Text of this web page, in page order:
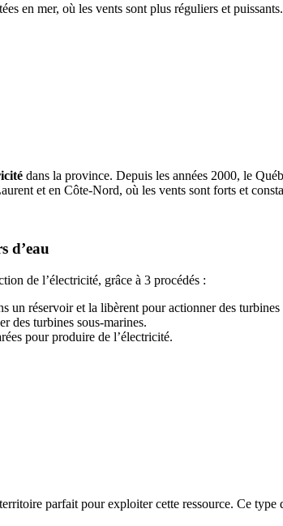
en mer, où les vents sont plus réguliers et puissants.
dans la province. Depuis les années 2000, le
et en Côte-Nord, où les vents sont forts et
d’eau
de l’électricité, grâce à 3 procédés :
un réservoir et la libèrent pour actionner des
des turbines sous-marines.
pour produire de l’électricité.
parfait pour exploiter cette ressource. Ce type